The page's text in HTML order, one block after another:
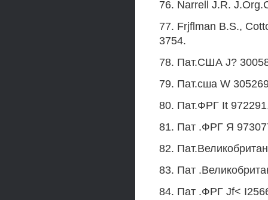
76. Narrell J.R.
77. Frjflman B.S.,
3754.
78. Пат.США J?
79. Пат.сша W
80. Пат.ФРГ It
81. Пат .ФРГ Я
82.
83. Пат
84. Пат .ФРГ Jf<